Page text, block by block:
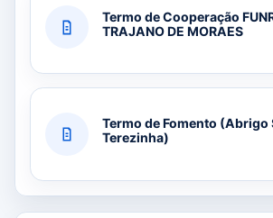
Termo de Cooperação
TRAJANO DE MORAES
Termo de Fomento (Abrigo
Terezinha)